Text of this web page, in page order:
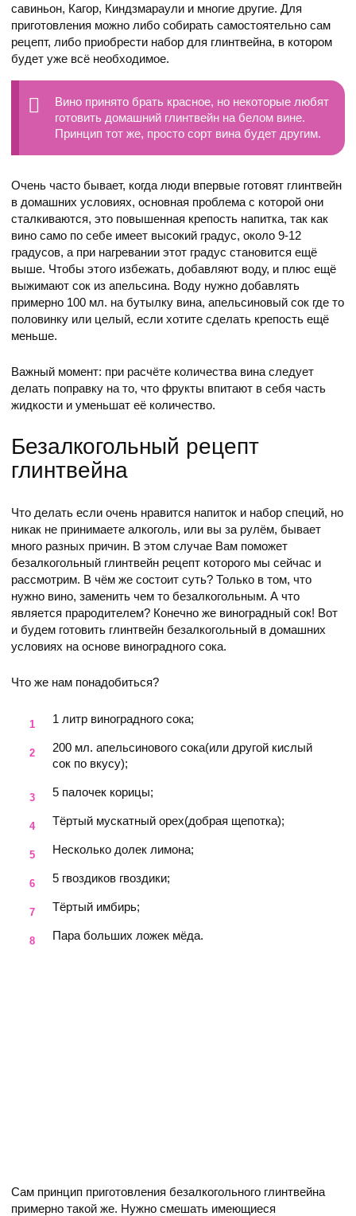
савиньон, Кагор, Киндзмараули и многие другие. Для
приготовления можно либо собирать самостоятельно сам
рецепт, либо приобрести набор для глинтвейна, в котором
будет уже всё необходимое.
Вино принято брать красное, но некоторые любят
готовить домашний глинтвейн на белом вине.
Принцип тот же, просто сорт вина будет другим.
Очень часто бывает, когда люди впервые готовят глинтвейн
в домашних условиях, основная проблема с которой они
сталкиваются, это повышенная крепость напитка, так как
вино само по себе имеет высокий градус, около 9-12
градусов, а при нагревании этот градус становится ещё
выше. Чтобы этого избежать, добавляют воду, и плюс ещё
выжимают сок из апельсина. Воду нужно добавлять
примерно 100 мл. на бутылку вина, апельсиновый сок где то
половинку или целый, если хотите сделать крепость ещё
меньше.
Важный момент: при расчёте количества вина следует
делать поправку на то, что фрукты впитают в себя часть
жидкости и уменьшат её количество.
Безалкогольный рецепт
глинтвейна
Что делать если очень нравится напиток и набор специй, но
никак не принимаете алкоголь, или вы за рулём, бывает
много разных причин. В этом случае Вам поможет
безалкогольный глинтвейн рецепт которого мы сейчас и
рассмотрим. В чём же состоит суть? Только в том, что
нужно вино, заменить чем то безалкогольным. А что
является прародителем? Конечно же виноградный сок! Вот
и будем готовить глинтвейн безалкогольный в домашних
условиях на основе виноградного сока.
Что же нам понадобиться?
1 литр виноградного сока;
200 мл. апельсинового сока(или другой кислый
сок по вкусу);
5 палочек корицы;
Тёртый мускатный орех(добрая щепотка);
Несколько долек лимона;
5 гвоздиков гвоздики;
Тёртый имбирь;
Пара больших ложек мёда.
Сам принцип приготовления безалкогольного глинтвейна
примерно такой же. Нужно смешать имеющиеся